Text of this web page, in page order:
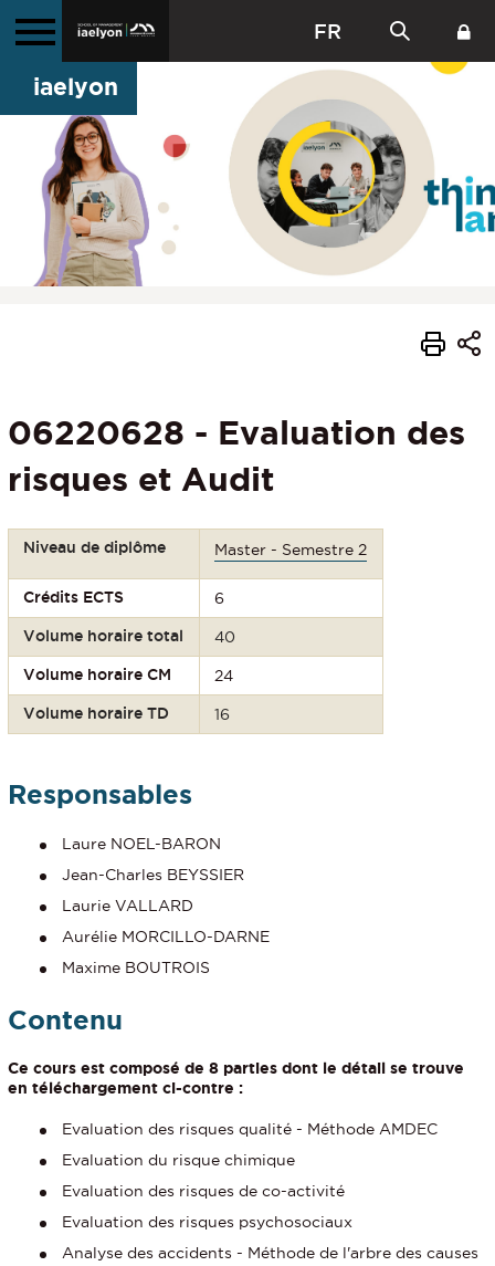
FR
iaelyon
06220628 - Evaluation des
risques et Audit
Niveau de diplôme Master - Semestre 2
Crédits ECTS 6
Volume horaire total 40
Volume horaire CM 24
Volume horaire TD 16
Responsables
Laure NOEL-BARON
Jean-Charles BEYSSIER
Laurie VALLARD
Aurélie MORCILLO-DARNE
Maxime BOUTROIS
Contenu
Ce cours est composé de 8 parties dont le détail se trouve
en téléchargement ci-contre :
Evaluation des risques qualité - Méthode AMDEC
Evaluation du risque chimique
Evaluation des risques de co-activité
Evaluation des risques psychosociaux
Analyse des accidents - Méthode de l'arbre des causes